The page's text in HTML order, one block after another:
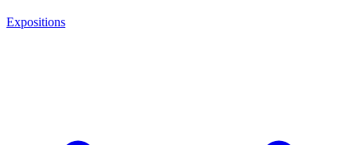
Expositions